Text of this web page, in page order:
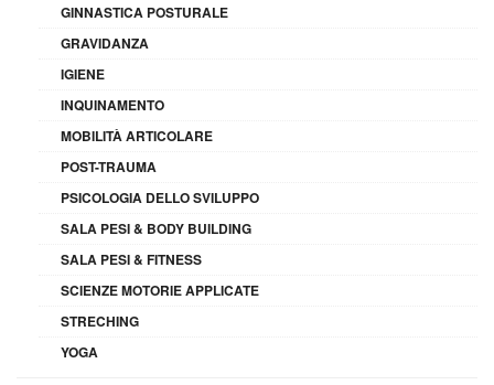
GINNASTICA POSTURALE
GRAVIDANZA
IGIENE
INQUINAMENTO
MOBILITÀ ARTICOLARE
POST-TRAUMA
PSICOLOGIA DELLO SVILUPPO
SALA PESI & BODY BUILDING
SALA PESI & FITNESS
SCIENZE MOTORIE APPLICATE
STRECHING
YOGA